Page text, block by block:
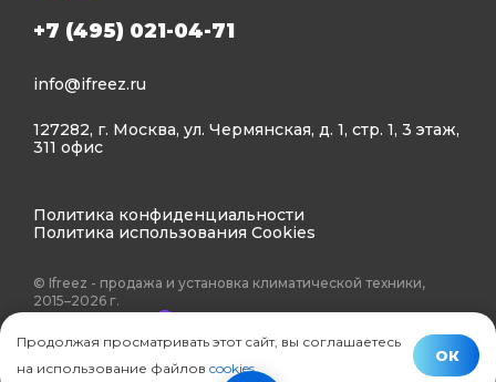
+7 (495) 021-04-71
info@ifreez.ru
127282, г. Москва, ул. Чермянская, д. 1, стр. 1, 3 этаж,
311 офис
Политика конфиденциальности
Политика использования Cookies
© Ifreez - продажа и установка климатической техники,
2015–2026 г.
Продолжая просматривать этот сайт, вы соглашаетесь
на использование файлов cookies.
ОК